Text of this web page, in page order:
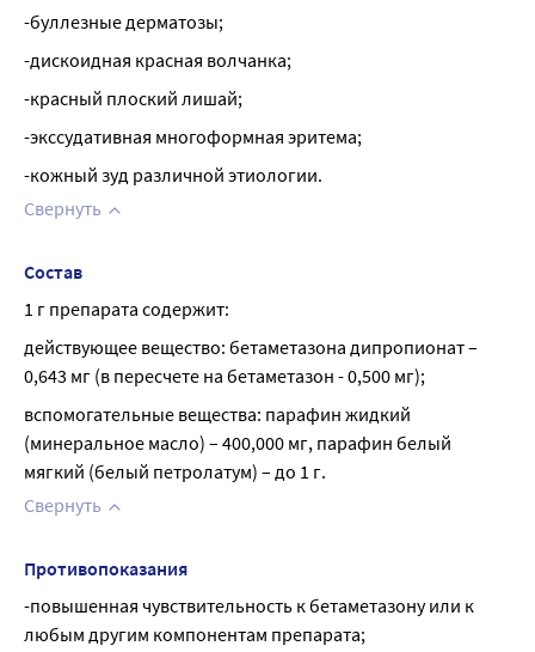
-буллезные дерматозы;
-дискоидная красная волчанка;
-красный плоский лишай;
-экссудативная многоформная эритема;
-кожный зуд различной этиологии.
Свернуть
Состав
1 г препарата содержит:
действующее вещество: бетаметазона дипропионат –
0,643 мг (в пересчете на бетаметазон - 0,500 мг);
вспомогательные вещества: парафин жидкий
(минеральное масло) – 400,000 мг, парафин белый
мягкий (белый петролатум) – до 1 г.
Свернуть
Противопоказания
-повышенная чувствительность к бетаметазону или к
любым другим компонентам препарата;